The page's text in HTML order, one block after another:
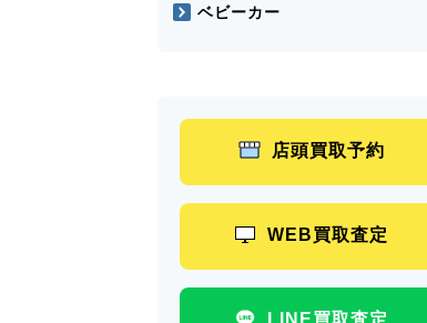
ベビーカー
店頭買取予約
WEB買取査定